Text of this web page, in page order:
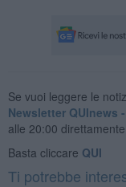
Se vuoi leggere le
Newsletter QUInews
alle 20:00
Basta cliccare QUI
Ti potrebbe